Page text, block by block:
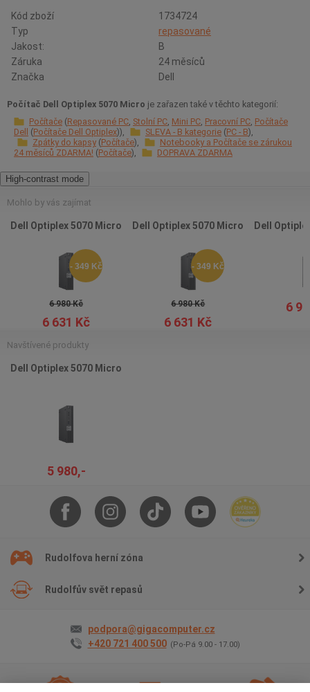
Kód zboží
1734724
Typ
repasované
Jakost:
B
Záruka
24 měsíců
Značka
Dell
Počítač Dell Optiplex 5070 Micro je zařazen také v těchto kategorií:
Počítače Repasované PC Stolní PC Mini PC Pracovní PC Počítače
Dell
Počítače Dell Optiplex SLEVA - B kategorie PC - B
Zpátky do kapsy Počítače
Notebooky a Počítače se zárukou
24 měsíců ZDARMA! Počítače DOPRAVA ZDARMA
High-contrast mode
Mohlo by vás zajímat
Dell Optiplex 5070 Micro
- 349 Kč
6 980 Kč
6 631 Kč
Dell Optiplex 5070 Micro
- 349 Kč
6 980 Kč
6 631 Kč
Dell
6
Navštívené produkty
Dell Optiplex 5070 Micro
5 980,-
Rudolfova herní zóna
Rudolfův svět repasů
podpora@gigacomputer.cz
+420 721 400 500 (Po-Pá 9.00 - 17.00)